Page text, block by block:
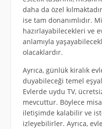
daha da özel
ise tam donanımlıdır.
hazırlayabilecekleri ve
anlamıyla
olacaklardır.
Ayrıca, günlük kiralık
duyabileceği temel
Evlerde uydu TV,
mevcuttur. Böylece
iletişimde kalabilir ve
izleyebilirler. Ayrıca,